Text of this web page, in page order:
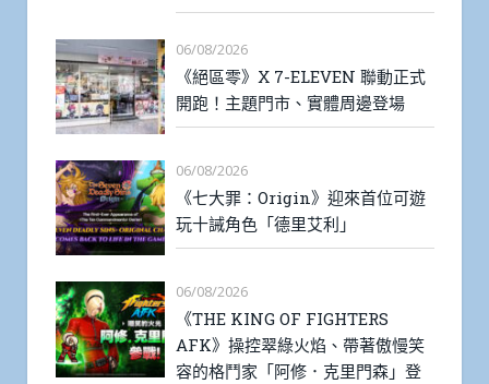
06/08/2026
《絕區零》X 7-ELEVEN 聯動正式
開跑！主題門市、實體周邊登場
06/08/2026
《七大罪：Origin》迎來首位可遊
玩十誡角色「德里艾利」
06/08/2026
《THE KING OF FIGHTERS
AFK》操控翠綠火焰、帶著傲慢笑
容的格鬥家「阿修．克里門森」登